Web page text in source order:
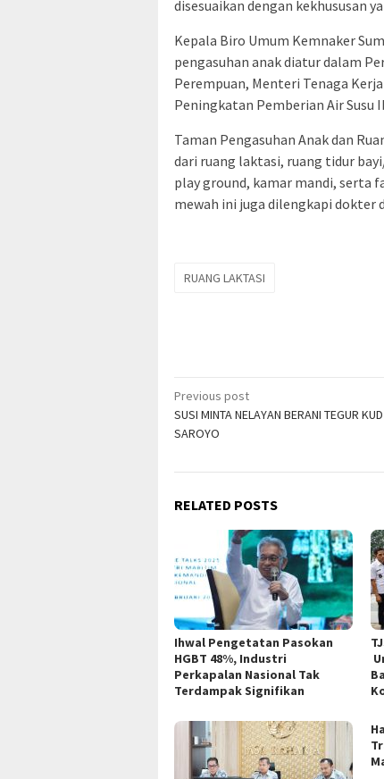
disesuaikan dengan kekhususan
Kepala Biro Umum Kemnaker
pengasuhan anak diatur dalam
Perempuan, Menteri Tenaga
Peningkatan Pemberian Air Susu
Taman Pengasuhan Anak dan
dari ruang laktasi, ruang tidur
play ground, kamar mandi, serta
mewah ini juga dilengkapi dokter
RUANG LAKTASI
Post
navigation
Previous post
SUSI MINTA NELAYAN BERANI TEGUR
SAROYO
RELATED POSTS
Ihwal Pengetatan Pasokan
HGBT 48%, Industri
Perkapalan Nasional Tak
Terdampak Signifikan